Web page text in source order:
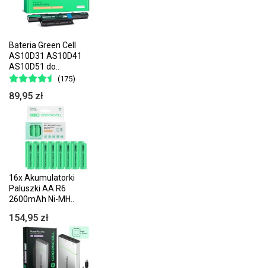
Bateria Green Cell
AS10D31 AS10D41
AS10D51 do..
(175)
89,95 zł
16x Akumulatorki
Paluszki AA R6
2600mAh Ni-MH..
154,95 zł